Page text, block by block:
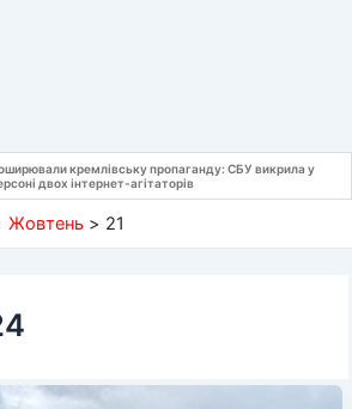
кремлівську пропаганду: СБУ викрила у
двох інтернет-агітаторів
Жовтень 21